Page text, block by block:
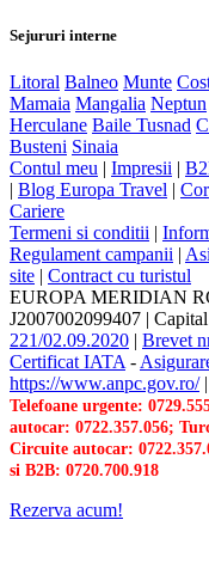
Sejururi interne
Litoral Balneo Munte
Mamaia Mangalia Neptun
Herculane Baile Tusnad
Busteni Sinaia
Contul meu | Impresii |
| Blog Europa Travel |
Cariere
Termeni si conditii |
Regulament campanii |
site | Contract cu turistul
EUROPA MERIDIAN
J2007002099407 |
221/02.09.2020 | Brevet
Certificat IATA -
https://www.anpc.gov.ro/|
Telefoane urgente:
autocar: 0722.357.056;
Circuite autocar:
si B2B: 0720.700.918
Rezerva acum!